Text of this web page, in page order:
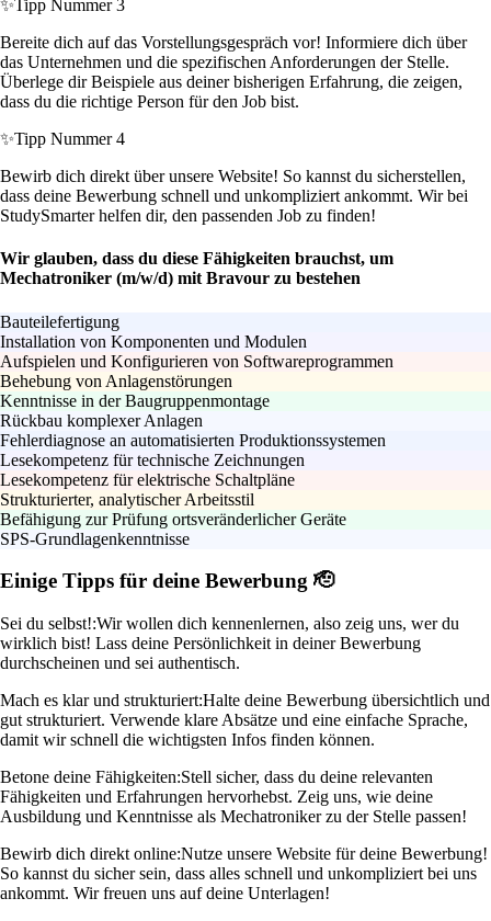
✨Tipp Nummer 3
Bereite dich auf das Vorstellungsgespräch vor! Informiere dich über
das Unternehmen und die spezifischen Anforderungen der Stelle.
Überlege dir Beispiele aus deiner bisherigen Erfahrung, die zeigen,
dass du die richtige Person für den Job bist.
✨Tipp Nummer 4
Bewirb dich direkt über unsere Website! So kannst du sicherstellen,
dass deine Bewerbung schnell und unkompliziert ankommt. Wir bei
StudySmarter helfen dir, den passenden Job zu finden!
Wir glauben, dass du diese Fähigkeiten brauchst, um
Mechatroniker (m/w/d) mit Bravour zu bestehen
Bauteilefertigung
Installation von Komponenten und Modulen
Aufspielen und Konfigurieren von Softwareprogrammen
Behebung von Anlagenstörungen
Kenntnisse in der Baugruppenmontage
Rückbau komplexer Anlagen
Fehlerdiagnose an automatisierten Produktionssystemen
Lesekompetenz für technische Zeichnungen
Lesekompetenz für elektrische Schaltpläne
Strukturierter, analytischer Arbeitsstil
Befähigung zur Prüfung ortsveränderlicher Geräte
SPS-Grundlagenkenntnisse
Einige Tipps für deine Bewerbung 🫡
Sei du selbst!:Wir wollen dich kennenlernen, also zeig uns, wer du
wirklich bist! Lass deine Persönlichkeit in deiner Bewerbung
durchscheinen und sei authentisch.
Mach es klar und strukturiert:Halte deine Bewerbung übersichtlich und
gut strukturiert. Verwende klare Absätze und eine einfache Sprache,
damit wir schnell die wichtigsten Infos finden können.
Betone deine Fähigkeiten:Stell sicher, dass du deine relevanten
Fähigkeiten und Erfahrungen hervorhebst. Zeig uns, wie deine
Ausbildung und Kenntnisse als Mechatroniker zu der Stelle passen!
Bewirb dich direkt online:Nutze unsere Website für deine Bewerbung!
So kannst du sicher sein, dass alles schnell und unkompliziert bei uns
ankommt. Wir freuen uns auf deine Unterlagen!